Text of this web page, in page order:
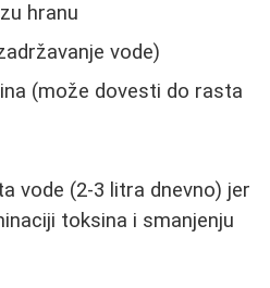
hranu
vode)
(može dovesti do rasta
vode (2-3 litra dnevno) jer
toksina i smanjenju